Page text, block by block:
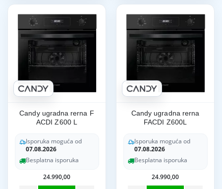
Candy ugradna rerna F
ACDI Z600 L
Isporuka moguća od
07.08.2026
Besplatna isporuka
24.990,00
Candy ugradna rerna
FACDI Z600L
Isporuka moguća od
07.08.2026
Besplatna isporuka
24.990,00